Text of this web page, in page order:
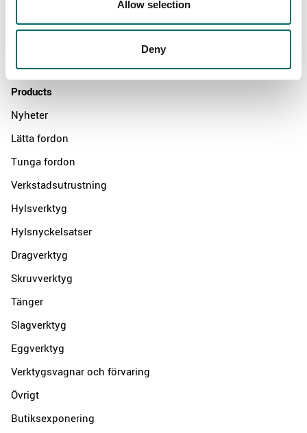
Allow selection
Deny
Distributors
Products
Nyheter
Lätta fordon
Tunga fordon
Verkstadsutrustning
Hylsverktyg
Hylsnyckelsatser
Dragverktyg
Skruvverktyg
Tänger
Slagverktyg
Eggverktyg
Verktygsvagnar och förvaring
Övrigt
Butiksexponering